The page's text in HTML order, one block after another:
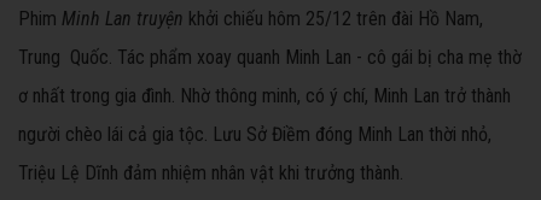
Phim Minh Lan truyện khởi chiếu hôm 25/12 trên đài Hồ Nam,
Trung Quốc. Tác phẩm xoay quanh Minh Lan - cô gái bị cha mẹ thờ
ơ nhất trong gia đình. Nhờ thông minh, có ý chí, Minh Lan trở thành
người chèo lái cả gia tộc. Lưu Sở Điềm đóng Minh Lan thời nhỏ,
Triệu Lệ Dĩnh đảm nhiệm nhân vật khi trưởng thành.